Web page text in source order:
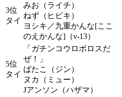
3位
タイ
みお（ライチ）
ねず（ヒビキ）
ヨシキ／九重かんな[ここ
のえかんな]（ν-13）
5位
タイ
「ガチンコウロボロスだ
ぜ！」
ばたこ（ジン）
ヌカ（ミュー）
Jアンソン（ハザマ）